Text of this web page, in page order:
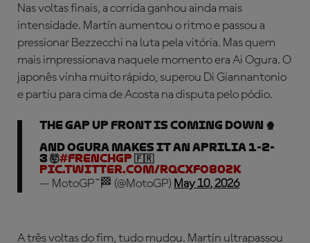
Nas voltas finais, a corrida ganhou ainda mais
intensidade. Martín aumentou o ritmo e passou a
pressionar Bezzecchi na luta pela vitória. Mas quem
mais impressionava naquele momento era Ai Ogura. O
japonês vinha muito rápido, superou Di Giannantonio
e partiu para cima de Acosta na disputa pelo pódio.
The gap up front is coming down 🍿
And Ogura makes it an Aprilia 1-2-
3 🤯#FrenchGP 🇫🇷
pic.twitter.com/RqCxfo80Zk
— MotoGP™🏁 (@MotoGP) May 10, 2026
A três voltas do fim, tudo mudou. Martín ultrapassou